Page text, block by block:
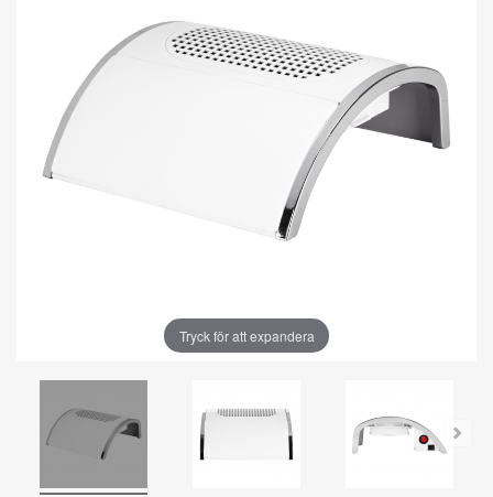
Tryck för att expandera